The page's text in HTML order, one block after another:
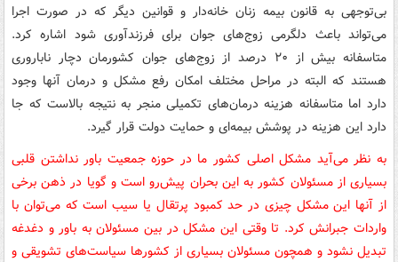
بی‌توجهی به قانون بیمه زنان خانه‌دار و قوانین دیگر که در صورت اجرا
می‌تواند باعث دلگرمی زوج‌های جوان برای فرزندآوری شود اشاره کرد.
متاسفانه بیش از ۲۰ درصد از زوج‌های جوان کشورمان دچار ناباروری
هستند که البته در مراحل مختلف امکان رفع مشکل و درمان آنها وجود
دارد اما متاسفانه هزینه درمان‌های تکمیلی منجر به نتیجه بالاست که جا
دارد این هزینه در پوشش بیمه‌ای و حمایت دولت قرار گیرد.
به نظر می‌آید مشکل اصلی کشور ما در حوزه جمعیت باور نداشتن قلبی
بسیاری از مسئولان کشور به این بحران پیش‌رو است و گویا در ذهن برخی
از آنها این مشکل چیزی در حد کمبود پرتقال یا سیب است که می‌توان با
واردات جبرانش کرد. تا وقتی این مشکل در بین مسئولان به باور و دغدغه
تبدیل نشود و همچون مسئولان بسیاری از کشورها سیاست‌های تشویقی و